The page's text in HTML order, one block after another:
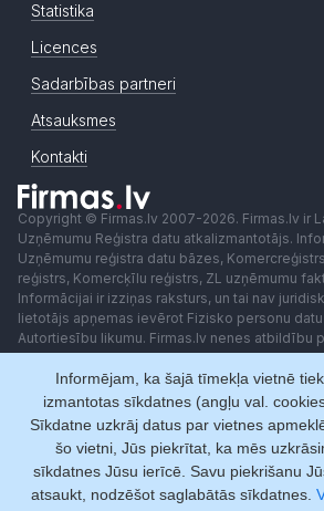
Statistika
Licences
Sadarbības partneri
Atsauksmes
Kontakti
Copyright © Firmas.lv 2007-2026. Firmas.lv ir
Uzņēmumu Reģistra datu atkalizmantotājs.
Uzņēmumu reģistra datu bāzes,
reģistrs, Komercķīlu reģistrs, ZL uzņēmumu
Informācijai ir izziņas raksturs, un tai nav
lietotājs apņemas ievērot Fizisko personu
Autortiesību likumu. Firmas.lv nenes atbildību
lēmumiem, kas balstīti uz saņemto
izmantot jebkādas automatizētas sistēmas vai
piekļuvei sistēmai bez rakstiskas
redaktore: Ingūna Pempere.
Lietošanas noteikumi
Privātuma politika Norēķini
Informējam, ka šajā tīmekļa vietnē tiek
izmantotas sīkdatnes (angļu val.
Sīkdatne uzkrāj datus par vietnes
šo vietni, Jūs piekrītat, ka mēs
sīkdatnes Jūsu ierīcē. Savu piekrišanu
atsaukt, nodzēšot saglabātās sīkdatnes.